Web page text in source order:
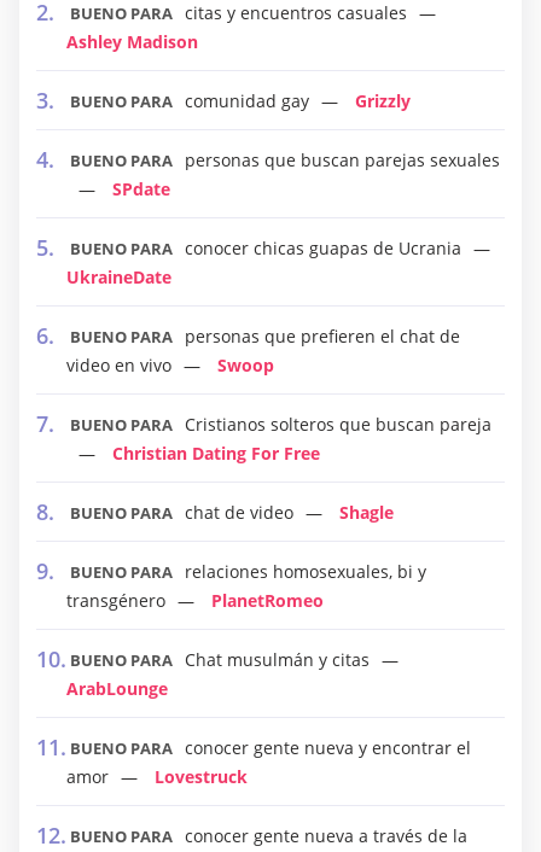
BUENO PARA citas y encuentros casuales
Ashley Madison
BUENO PARA comunidad gay Grizzly
BUENO PARA
personas que buscan parejas sexuales
SPdate
BUENO PARA conocer chicas guapas de Ucrania
UkraineDate
BUENO PARA
personas que prefieren el chat de
video en vivo
Swoop
BUENO PARA
Cristianos solteros que buscan pareja
Christian Dating For Free
BUENO PARA chat de video Shagle
BUENO PARA
relaciones homosexuales, bi y
transgénero
PlanetRomeo
BUENO PARA
Chat musulmán y citas
ArabLounge
BUENO PARA conocer gente nueva y encontrar el
amor
Lovestruck
BUENO PARA conocer gente nueva a través de la